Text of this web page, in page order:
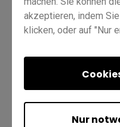
akzeptieren, indem
klicken, oder auf "Nur
abzulehnen. Sie
hier jederzeit
finden Sie in unserer
unserer
Nur
War dies hilfreich?